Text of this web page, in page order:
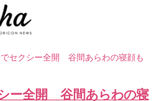
セクシー全開 谷間あらわの寝顔も
ー全開 谷間あらわの寝